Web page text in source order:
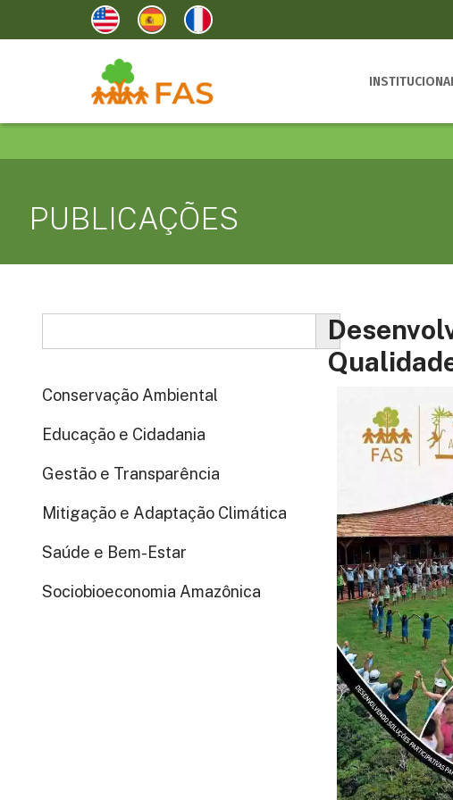
PUBLICAÇÕES
Conservação Ambiental
Educação e Cidadania
Gestão e Transparência
Mitigação e Adaptação Climática
Saúde e Bem-Estar
Sociobioeconomia Amazônica